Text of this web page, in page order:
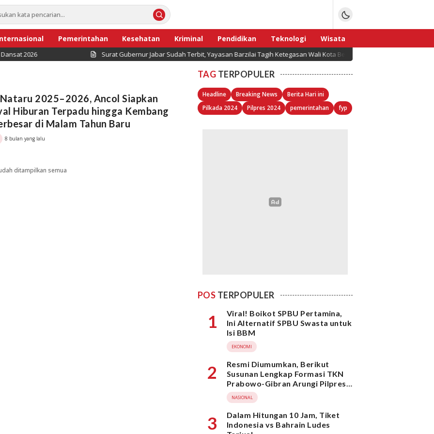
Pemerintahan Kesehatan Kriminal Pendidikan Teknologi
Wisata
Sport
2026 Surat Gubernur Jabar Sudah Terbit, Yayasan Barzilai Tagih Ketegasan Wali Kota Bekasi soal Lahan Kranji
2025–2026, Ancol Siapkan
Hiburan Terpadu hingga Kembang
di Malam Tahun Baru
8 bulan yang lalu
ditampilkan semua
TAG TERPOPULER
Headline Breaking News
Berita Hari ini
Pilkada 2024
Pilpres 2024 pemerintahan fyp
POS TERPOPULER
1
Viral! Boikot SPBU Pertamina,
Ini Alternatif SPBU Swasta untuk
Isi BBM
EKONOMI
2
Resmi Diumumkan, Berikut
Susunan Lengkap Formasi TKN
Prabowo-Gibran Arungi Pilpres
2024, Ada Ridwan Kamil hingga
Suami Yenny Wahid
NASIONAL
3
Dalam Hitungan 10 Jam, Tiket
Indonesia vs Bahrain Ludes